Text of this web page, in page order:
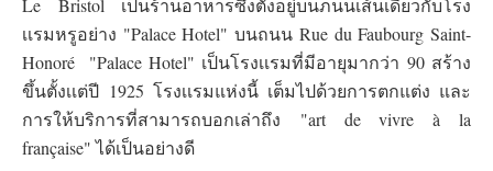
เเรมหรูอย่าง "Palace Hotel" บนถนน Rue du Faubourg Saint-
Honoré "Palace Hotel" เป็นโรงเเรมที่มีอายุมากว่า 90 สร้าง
ขึ้นตั้งเเต่ปี 1925 โรงเเรมแห่งนี้ เต็มไปด้วยการตกแต่ง และ
การให้บริการที่สามารถบอกเล่าถึง "art de vivre à la
française" ได้เป็นอย่างดี